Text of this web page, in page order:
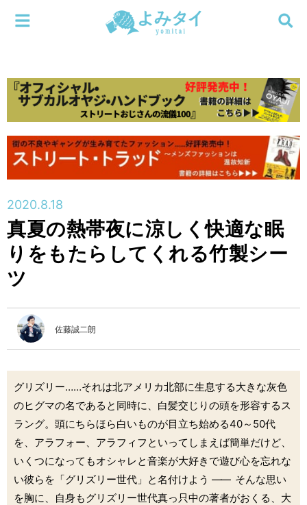
新着
連載
新刊
特集
編集部
検索する
メニューを閉じる
2020.8.18
真夏の熱帯夜に涼しく快適な眠
りをもたらしてくれる竹製シー
ツ
佐藤誠二朗
グリズリー……それは北アメリカ北部に生息する大きな灰色
のヒグマの名であると同時に、白髪交じりの頭を形容するス
ラング。頭にちらほら白いものが目立ち始める40～50代
を、アラフォー、アラフィフといってしまえば簡単だけど、
いくつになってもオシャレと音楽が大好きで遊び心を忘れな
い彼らを「グリズリー世代」と名付けよう ―― そんな思い
を胸に、自身もグリズリー世代真っ只中の著者がおくる、大